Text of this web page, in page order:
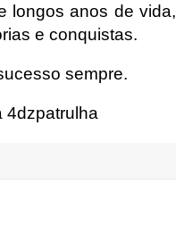
longos anos de vida,
e conquistas.
sempre.
4dzpatrulha